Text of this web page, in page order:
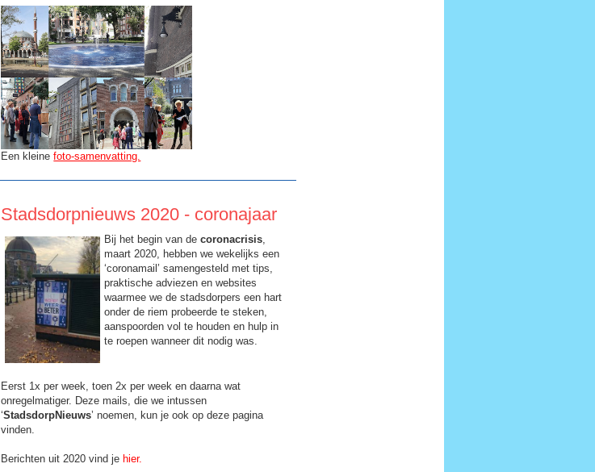
Een kleinefoto-samenvatting.
Stadsdorpnieuws 2020 - coronajaar
Bij het begin van decoronacrisis
maart 2020, hebben we wekelijks een
‘coronamail’ samengesteld met tips,
praktische adviezen en websites
waarmee we de stadsdorpers een hart
onder de riem probeerde te steken,
aanspoorden vol te houden en hulp in
te roepen wanneer dit nodig was.
Eerst 1x per week, toen 2x per week en daarna wat
onregelmatiger. Deze mails, die we intussen
‘StadsdorpNieuws’ noemen, kun je ook op deze pagina
vinden.
Berichten uit 2020 vind jehier.